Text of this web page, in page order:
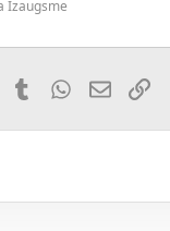
Izaugsme
PinterestTumblrWhatsApp
E-pasts